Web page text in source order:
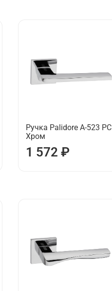
Ручка Palidore А-523 РС
Хром
1 572 ₽